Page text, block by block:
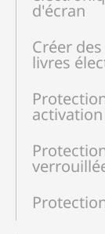
d'écran
Créer
livres